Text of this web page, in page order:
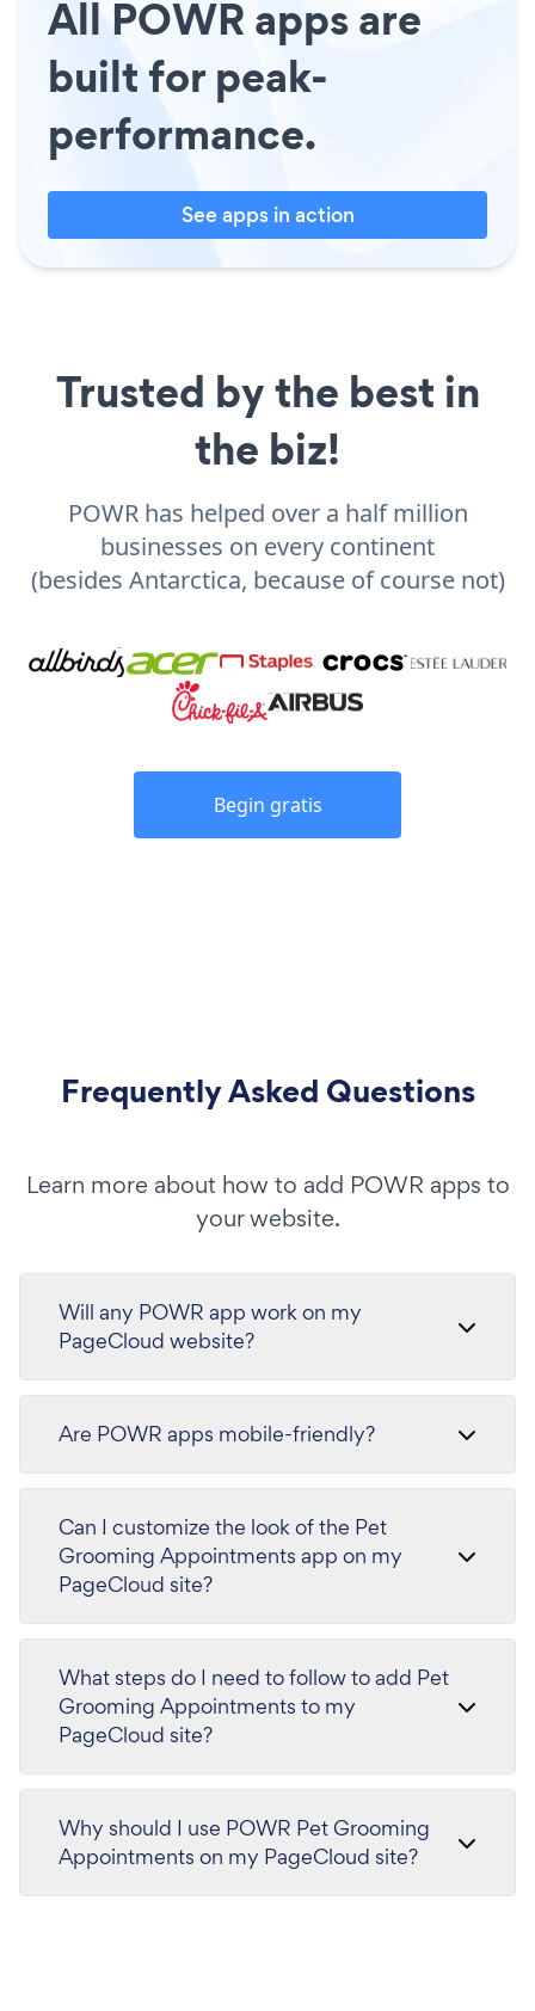
All POWR apps are
built for peak-
performance.
See apps in action
Trusted by the best in
the biz!
POWR has helped over a half million
businesses on every continent
(besides Antarctica, because of course not)
Begin gratis
Frequently Asked Questions
Learn more about how to add POWR apps to
your website.
Will any POWR app work on my
PageCloud website?
Are POWR apps mobile-friendly?
Can I customize the look of the Pet
Grooming Appointments app on my
PageCloud site?
What steps do I need to follow to add Pet
Grooming Appointments to my
PageCloud site?
Why should I use POWR Pet Grooming
Appointments on my PageCloud site?